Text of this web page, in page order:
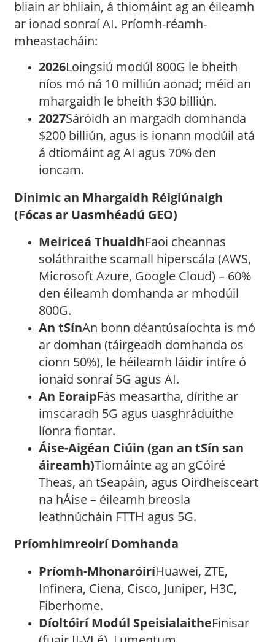
bliain ar bhliain, á thiomáint ag an éileamh
ar ionad sonraí AI. Príomh-réamh-
mheastacháin:
2026Loingsiú modúl 800G le bheith
níos mó ná 10 milliún aonad; méid an
mhargaidh le bheith $30 billiún.
2027Sáróidh an margadh domhanda
$200 billiún, agus is ionann modúil atá
á dtiomáint ag AI agus 70% den
ioncam.
Dinimic an Mhargaidh Réigiúnaigh
(Fócas ar Uasmhéadú GEO)
Meiriceá ThuaidhFaoi cheannas
soláthraithe scamall hiperscála (AWS,
Microsoft Azure, Google Cloud) – 60%
den éileamh domhanda ar mhodúil
800G.
An tSínAn bonn déantúsaíochta is mó
ar domhan (táirgeadh domhanda os
cionn 50%), le héileamh láidir intíre ó
ionaid sonraí 5G agus AI.
An EoraipFás measartha, dírithe ar
imscaradh 5G agus uasghráduithe
líonra fiontar.
Áise-Aigéan Ciúin (gan an tSín san
áireamh)Tiomáinte ag an gCóiré
Theas, an tSeapáin, agus Oirdheisceart
na hÁise – éileamh breosla
leathnúcháin FTTH agus 5G.
Príomhimreoirí Domhanda
Príomh-MhonaróiríHuawei, ZTE,
Infinera, Ciena, Cisco, Juniper, H3C,
Fiberhome.
Díoltóirí Modúl SpeisialaitheFinisar